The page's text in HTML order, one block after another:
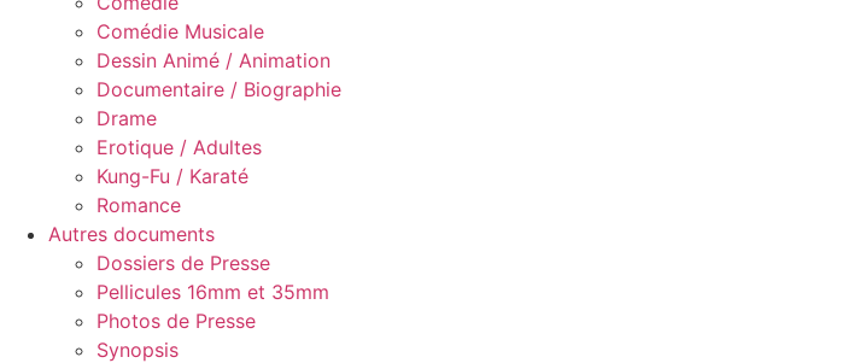
Comédie Musicale
Dessin Animé / Animation
Documentaire / Biographie
Drame
Erotique / Adultes
Kung-Fu / Karaté
Romance
Autres documents
Dossiers de Presse
Pellicules 16mm et 35mm
Photos de Presse
Synopsis